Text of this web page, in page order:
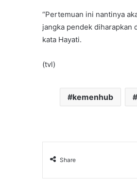
“Pertemuan ini nantinya
jangka pendek diharapkan
kata Hayati.
(tvl)
kemenhub
Share